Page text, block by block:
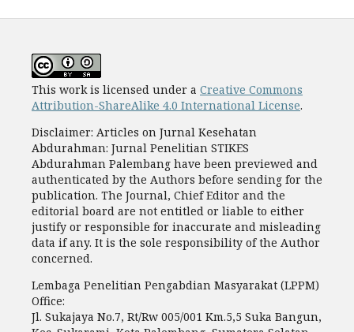
This work is licensed under a Creative Commons
Attribution-ShareAlike 4.0 International License.
Disclaimer: Articles on Jurnal Kesehatan
Abdurahman: Jurnal Penelitian STIKES
Abdurahman Palembang have been previewed and
authenticated by the Authors before sending for the
publication. The Journal, Chief Editor and the
editorial board are not entitled or liable to either
justify or responsible for inaccurate and misleading
data if any. It is the sole responsibility of the Author
concerned.
Lembaga Penelitian Pengabdian Masyarakat (LPPM)
Office:
Jl. Sukajaya No.7, Rt/Rw 005/001 Km.5,5 Suka Bangun,